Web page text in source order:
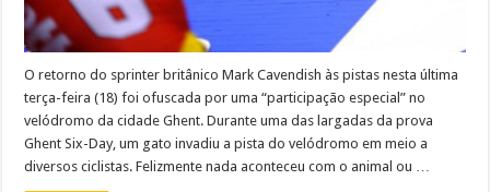
O retorno do sprinter britânico Mark Cavendish às pistas nesta última
terça-feira (18) foi ofuscada por uma “participação especial” no
velódromo da cidade Ghent. Durante uma das largadas da prova
Ghent Six-Day, um gato invadiu a pista do velódromo em meio a
diversos ciclistas. Felizmente nada aconteceu com o animal ou …